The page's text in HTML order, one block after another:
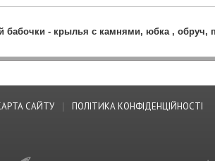
бабочки - крылья с камнями, юбка , обруч,
САЙТУ ПОЛІТИКА КОНФІДЕНЦІЙНОСТІ